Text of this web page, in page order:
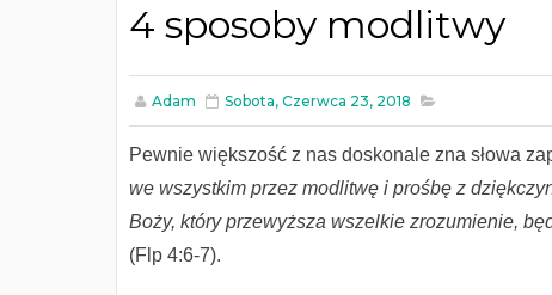
4 sposoby modlitwy
Adam Sobota, Czerwca 23, 2018
Pewnie większość z nas doskonale zna słowa
we wszystkim przez modlitwę i prośbę z
Boży, który przewyższa wszelkie zrozumienie,
(Flp 4:6-7).